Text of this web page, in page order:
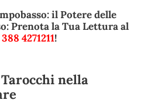
il Potere delle
Prenota la Tua Lettura al
4271211!
nella